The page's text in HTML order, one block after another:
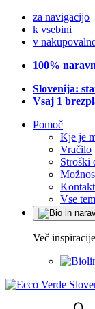
za navigacijo
k vsebini
v
100%
Slovenija:
Vsaj 1
Pomoč
Kje je
Vračilo
Stroški
Kontakt
Vse
Več inspiracije